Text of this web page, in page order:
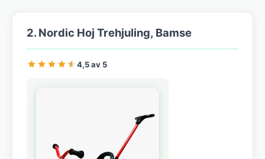
2. Nordic Hoj Trehjuling, Bamse
4,5 av 5